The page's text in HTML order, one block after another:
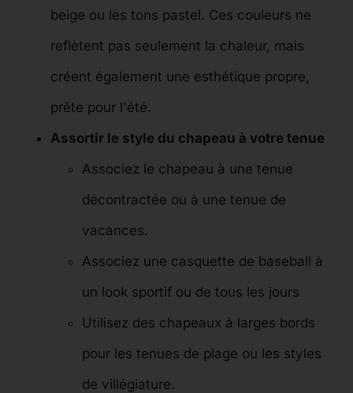
beige ou les tons pastel. Ces couleurs ne
reflètent pas seulement la chaleur, mais
créent également une esthétique propre,
prête pour l'été.
Assortir le style du chapeau à votre tenue
Associez le chapeau à une tenue
décontractée ou à une tenue de
vacances.
Associez une casquette de baseball à
un look sportif ou de tous les jours
Utilisez des chapeaux à larges bords
pour les tenues de plage ou les styles
de villégiature.